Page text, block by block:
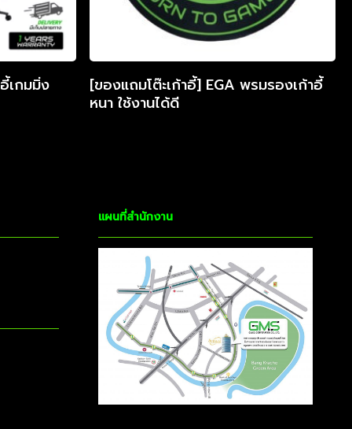
เกมมิ่ง ดูโปรโมชั่น
[ของแถมโต๊ะเก้าอี้] EGA พรมรองเก้าอี้
หนา ใช้งานได้ดี
แผนที่สำนักงาน